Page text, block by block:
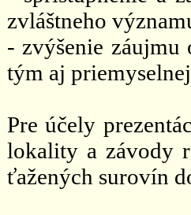
zvláštneho
- zvýšenie záujmu
tým aj
Pre účely
lokality a závody
ťažených surovín